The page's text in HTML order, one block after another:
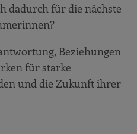
dadurch für die nächste
Beziehungen
für starke
und die Zukunft ihrer